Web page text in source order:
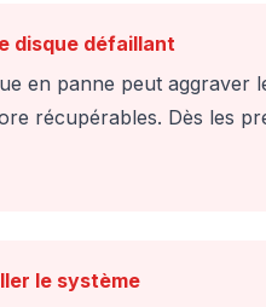
disque défaillant
en panne peut aggraver
récupérables. Dès les
le système